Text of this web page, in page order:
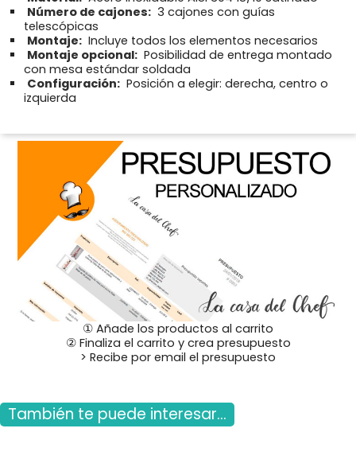
Número de cajones: 3 cajones con guías
telescópicas
Montaje: Incluye todos los elementos necesarios
Montaje opcional: Posibilidad de entrega montado
con mesa estándar soldada
Configuración: Posición a elegir: derecha, centro o
izquierda
① Añade los productos al carrito
② Finaliza el carrito y crea presupuesto
> Recibe por email el presupuesto
También te puede interesar...